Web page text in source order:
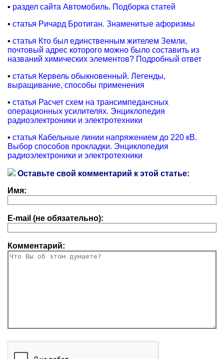
▪ раздел сайта Автомобиль. Подборка статей
▪ статья Ричард Бротиган. Знаменитые афоризмы
▪ статья Кто был единственным жителем Земли,
почтовый адрес которого можно было составить из
названий химических элементов? Подробный ответ
▪ статья Кервель обыкновенный. Легенды,
выращивание, способы применения
▪ статья Расчет схем на транcимпедансных
операционных усилителях. Энциклопедия
радиоэлектроники и электротехники
▪ статья Кабельные линии напряжением до 220 кВ.
Выбор способов прокладки. Энциклопедия
радиоэлектроники и электротехники
Оставьте свой комментарий к этой статье:
Имя:
E-mail (не обязательно):
Комментарий: